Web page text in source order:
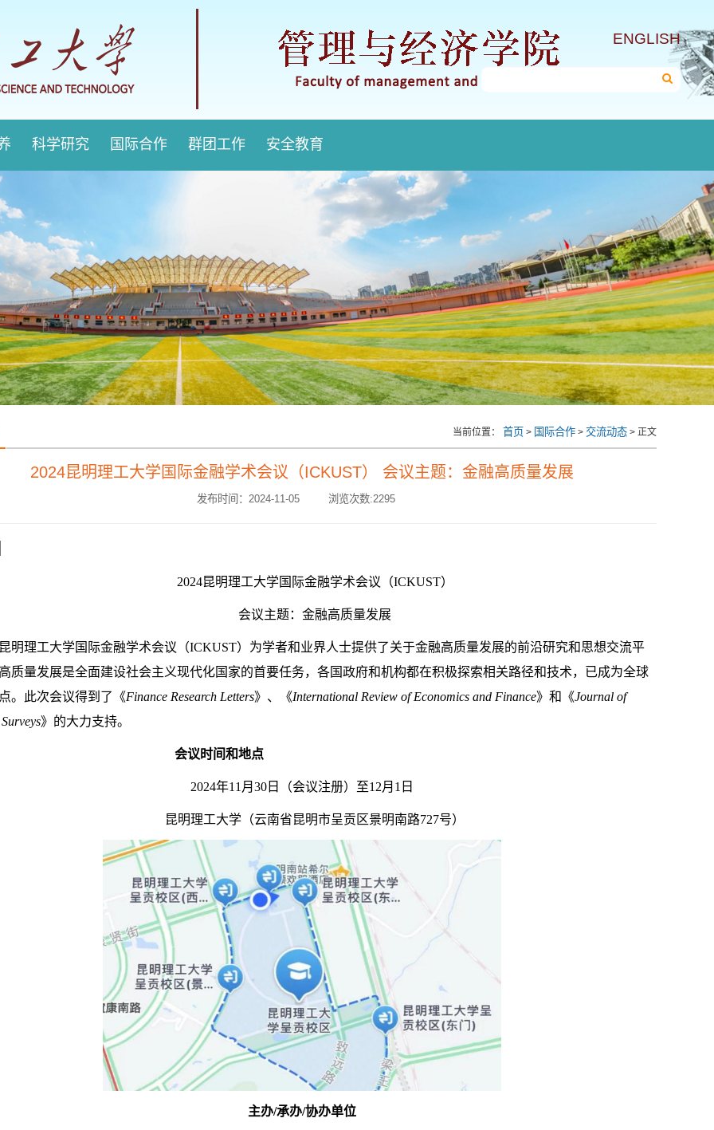
ENGLISH
科学研究 国际合作 群团工作 安全教育
当前位置： 首页 > 国际合作 > 交流动态 > 正文
2024昆明理工大学国际金融学术会议（ICKUST） 会议主题：金融高质量发展
发布时间：2024-11-05 浏览次数:2295
2024昆明理工大学国际金融学术会议（ICKUST）
会议主题：金融高质量发展
昆明理工大学国际金融学术会议 （ICKUST） 为学者和业界人士提供了关于金融高质量发展的前沿研究和思想交流平
质量发展是全面建设社会主义现代化国家的首要任务，各国政府和机构都在积极探索相关路径和技术，已成为全球
。 此次会议得到了 《Finance Research Letters》 、 《International Review of Economics and Finance》 和《Journal of
》的大力支持。
会议时间和地点
2024年11 月 30 日（会议注册）至12月 1 日
昆明理工大学 （云南省昆明市呈贡区景明南路727号）
主办/承办/协办单位